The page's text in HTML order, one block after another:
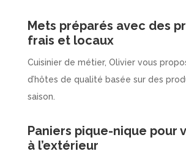
Mets préparés avec des
frais et locaux
Cuisinier de métier, Olivier vous
d’hôtes de qualité basée sur des
saison.
Paniers pique-nique pour
à l’extérieur